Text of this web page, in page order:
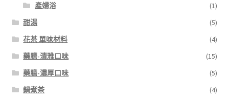
產婦浴
(1)
甜湯
(5)
花茶 單味材料
(4)
藥膳-清雅口味
(15)
藥膳-濃厚口味
(5)
鍋煮茶
(4)